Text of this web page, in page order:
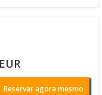
Reservar agora mesmo